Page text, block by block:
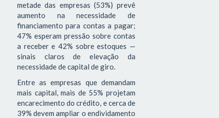
metade das empresas (53%) prevê
aumento na necessidade de
financiamento para contas a pagar;
47% esperam pressão sobre contas
a receber e 42% sobre estoques —
sinais claros de elevação da
necessidade de capital de giro.
Entre as empresas que demandam
mais capital, mais de 55% projetam
encarecimento do crédito, e cerca de
39% devem ampliar o endividamento